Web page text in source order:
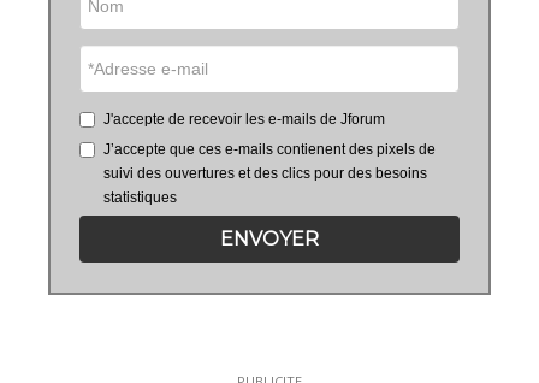
J'accepte de recevoir les e-mails de Jforum
J’accepte que ces e-mails contienent des pixels de
suivi des ouvertures et des clics pour des besoins
statistiques
ENVOYER